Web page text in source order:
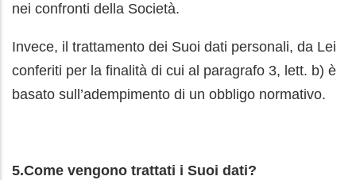
nei confronti della Società.
Invece, il trattamento dei Suoi dati personali, da Lei
conferiti per la finalità di cui al paragrafo 3, lett. b) è
basato sull’adempimento di un obbligo normativo.
5.Come vengono trattati i Suoi dati?